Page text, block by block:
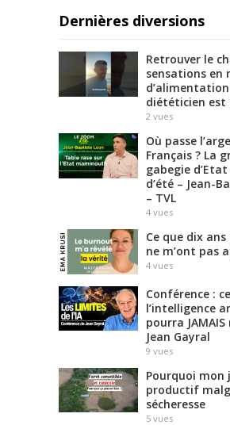
Dernières diversions
Retrouver le
sensations en
d’alimentation
diététicien est
2 vues
Où passe
Français ? La
gabegie
d’été – Jean-
– TVL
4 vues
Ce que dix
ne m’ont pas
4 vues
Conférence :
l’intelligence
pourra
Jean Gayral
9 vues
Pourquoi mon
productif
sécheresse
5 vues